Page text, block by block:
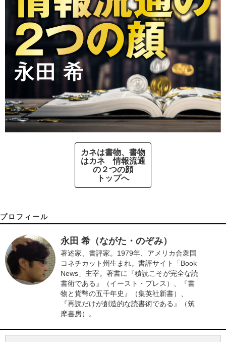
カネは書物、書物
はカネ 情報流通
の２つの顔
トップへ
プロフィール
永田 希（ながた・のぞみ）
著述家、書評家。1979年、アメリカ合衆国
コネチカット州生まれ。書評サイト「Book
News」主宰。著書に『積読こそが完全な読
書術である』（イースト・プレス）、『書
物と貨幣の五千年史』（集英社新書）、
『再読だけが創造的な読書術である』（筑
摩書房）。